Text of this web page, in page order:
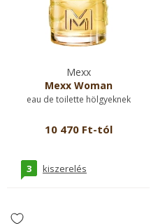
Mexx
Mexx Woman
eau de toilette hölgyeknek
10 470 Ft-tól
3 kiszerelés